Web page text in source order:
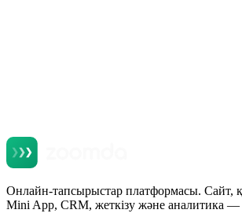
Онлайн-тапсырыстар платформасы. Сайт,
Mini App, CRM, жеткізу және аналитика —